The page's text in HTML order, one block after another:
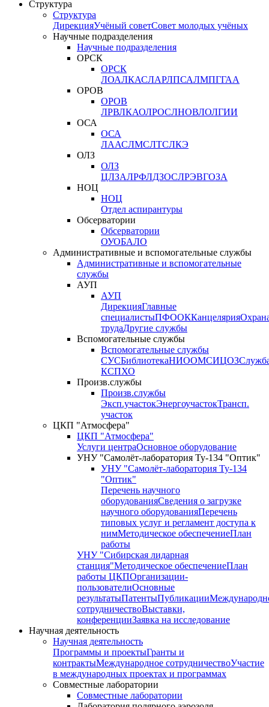
Структура
Структура
ДирекцияУчёный советСовет молодых учёных
Научные подразделения
Научные подразделения
ОРСК
ОРСК
ЛОАЛКАСЛАРЛПСАЛМПГГАА
ОРОВ
ОРОВ
ЛРВЛКАОЛРОСЛНОВЛОЛГИИ
ОСА
ОСА
ЛААСЛМСЛТСЛКЭ
ОЛЗ
ОЛЗ
ЦЛЗАЛРФЛДЗОСЛРЭВГОЗА
НОЦ
НОЦ
Отдел аспирантуры
Обсерватории
Обсерватории
ОУОБАЛО
Административные и вспомогательные службы
Административные и вспомогательные
службы
АУП
АУП
ДирекцияГлавные
специалистыПФООККанцелярия
трудаДругие службы
Вспомогательные службы
Вспомогательные службы
СУСБиблиотекаНИООМСИЦОЗ
КСПХО
Произв.службы
Произв.службы
Эксп.участокЭнергоучастокТрансп.
участок
ЦКП "Атмосфера"
ЦКП "Атмосфера"
Услуги центраОсновное оборудование
УНУ "Самолёт-лаборатория Ту-134 "Оптик"
УНУ "Самолёт-лаборатория Ту-134
"Оптик"
Перечень научного
оборудованияСведения о загрузке
научного оборудованияПеречень
типовых услуг и регламент доступа к
нимМетодическое обеспечениеПлан
работы
УНУ "Сибирская лидарная
станция"Методическое обеспечениеПлан
работы ЦКПОрганизации-
пользователиОсновные
результатыПатентыПубликации
сотрудничествоВыставки,
конференцииЗаявка на исследование
Научная деятельность
Научная деятельность
Программы и проектыГранты и
контрактыМеждународное сотрудничествоУчастие
в международных проектах и программах
Совместные лаборатории
Совместные лаборатории